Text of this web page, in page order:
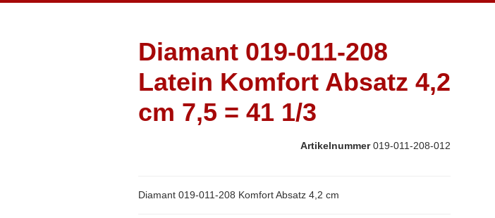
Diamant 019-011-208
Latein Komfort Absatz 4,2
cm 7,5 = 41 1/3
Artikelnummer 019-011-208-012
Diamant 019-011-208 Komfort Absatz 4,2 cm